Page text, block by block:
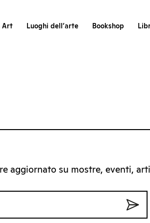
Art Luoghi dell’arte Bookshop
aggiornato su mostre, eventi,